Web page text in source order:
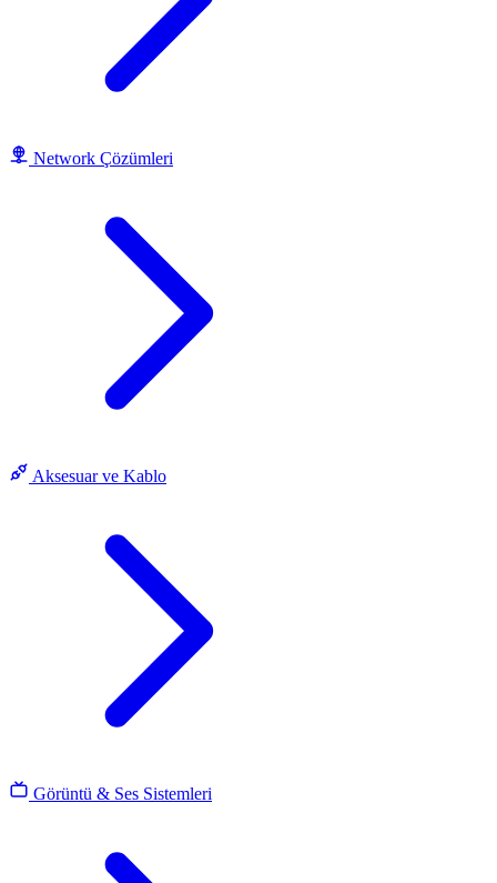
Network Çözümleri
Aksesuar ve Kablo
Görüntü & Ses Sistemleri